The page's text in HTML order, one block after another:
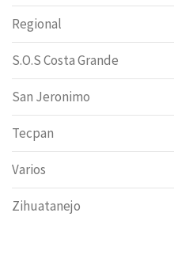
Regional
S.O.S Costa Grande
San Jeronimo
Tecpan
Varios
Zihuatanejo